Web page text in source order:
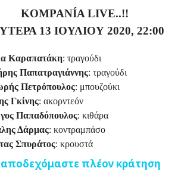
KOMPANÍA LIVE..!!
13 ΙΟΥΛΙΟΥ 2020, 22:00
Καραπατάκη: τραγούδι
Παπατραγιάννης: τραγούδι
Πετρόπουλος: μπουζούκι
Γκίνης: ακορντεόν
Παπαδόπουλος: κιθάρα
Δάρμας: κοντραμπάσο
Σπυράτος: κρουστά
πλέον κράτηση